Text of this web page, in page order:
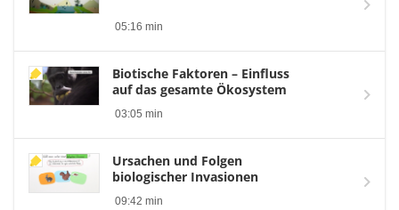
05:16 min
Biotische Faktoren – Einfluss
auf das gesamte Ökosystem
03:05 min
Ursachen und Folgen
biologischer Invasionen
09:42 min